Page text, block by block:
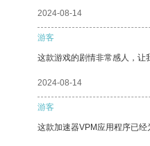
2024-08-14
游客
这款游戏的剧情非常感人，让
2024-08-14
游客
这款加速器VPM应用程序已经